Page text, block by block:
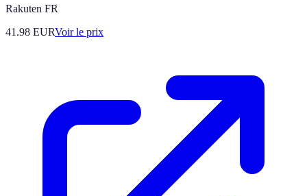
Rakuten FR
41.98 EURVoir le prix